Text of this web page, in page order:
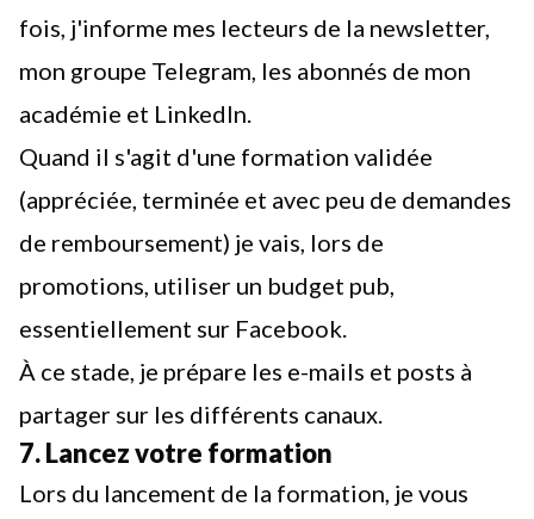
fois, j'informe mes lecteurs de la newsletter,
mon groupe Telegram, les abonnés de mon
académie et LinkedIn.
Quand il s'agit d'une formation validée
(appréciée, terminée et avec peu de demandes
de remboursement) je vais, lors de
promotions, utiliser un budget pub,
essentiellement sur Facebook.
À ce stade, je prépare les e-mails et posts à
partager sur les différents canaux.
7. Lancez votre formation
Lors du lancement de la formation, je vous